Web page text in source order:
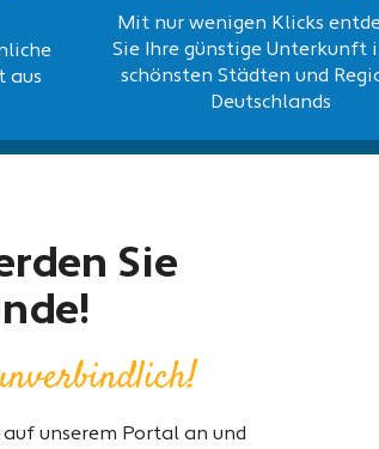
aus
Mit nur wenigen Klicks
Sie Ihre günstige Unterkunft
schönsten Städten und
Deutschlands
Sie
unserem Portal an und